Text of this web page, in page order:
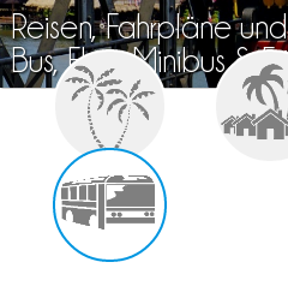
Reisen, Fahrpläne
Bus, Flug, Minibus &